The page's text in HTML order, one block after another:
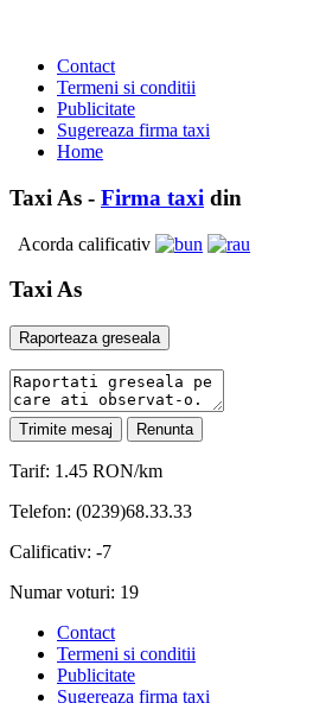
Contact
Termeni si conditii
Publicitate
Sugereaza firma taxi
Home
Taxi As - Firma taxi din
Acorda calificativ
Taxi As
Tarif: 1.45 RON/km
Telefon: (0239)68.33.33
Calificativ: -7
Numar voturi: 19
Contact
Termeni si conditii
Publicitate
Sugereaza firma taxi